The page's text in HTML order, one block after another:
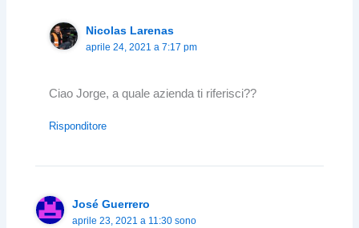
Nicolas Larenas
aprile 24, 2021 a 7:17 pm
Ciao Jorge, a quale azienda ti riferisci??
Risponditore
José Guerrero
aprile 23, 2021 a 11:30 sono